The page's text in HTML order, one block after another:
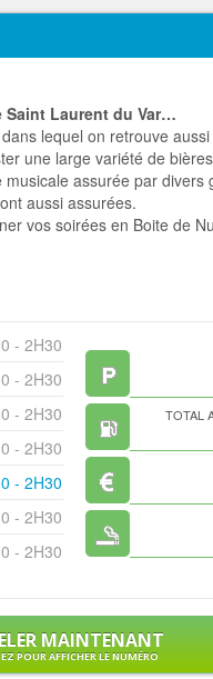
Laurent du Var…
lequel on retrouve
une large variété de
assurée par divers
aussi assurées.
vos soirées en Boite de
- 2H30
- 2H30
- 2H30
- 2H30
- 2H30
- 2H30
- 2H30
TOTAL
MAINTENANT
POUR AFFICHER LE NUMÉRO